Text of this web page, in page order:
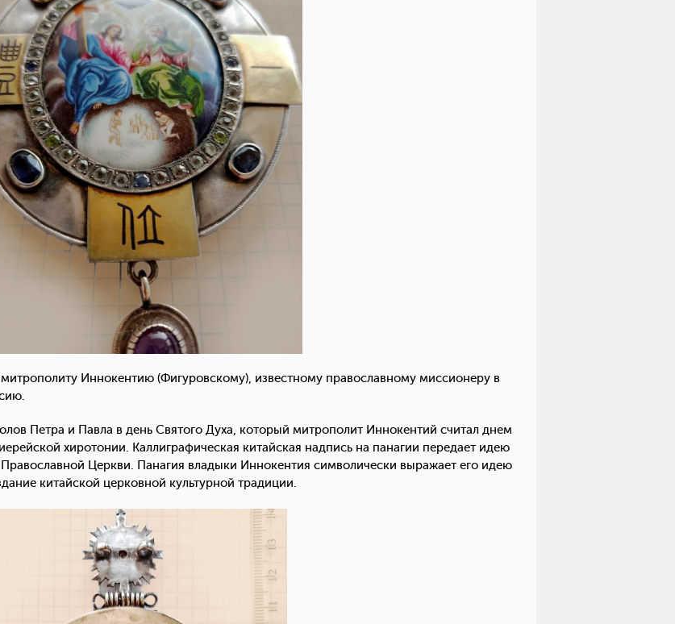
Иннокентию (Фигуровскому), известному православному миссионеру в
Петра и Павла в день Святого Духа, который митрополит Иннокентий считал днем
хиротонии. Каллиграфическая китайская надпись на панагии передает идею
Церкви. Панагия владыки Иннокентия символически выражает его идею
создание китайской церковной культурной традиции.